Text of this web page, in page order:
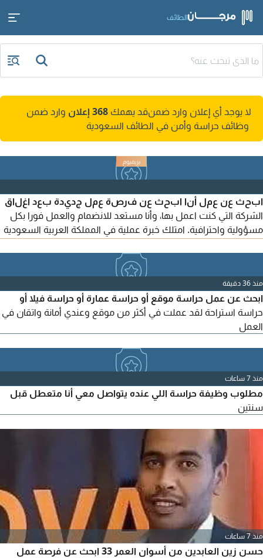
الطائف
لا يوجد أي إعلان وارد ضمنقد يهمك 368 إعلان
وارد ضمن
وظائف حراسة وأمن في الطائف السعودية
ابحث عن عمل أنا ابحث عن فرصة عمل جديدة بعد اغلاق
الشركة التي كنت اعمل بها، وأنا مستعد للانضمام والعمل فورا بكل
مسؤولية واحترافية. امتلك خبرة عملية في المملكة العربية السعودية
بالاضافة الى خبرة في التسويق الرقمي والأعمال الادارية والخدمات
الحكومية الالكترونية. المهارات المهنية التسويق الرقمي سريع التعلم
والتطوير حسن التعامل مع العملاء قادر على تحمل
منذ 36 دقيقة
ابحث عن عمل حراسة موقع أو حراسة عمارة أو حراسة فيلا أو
حراسة استراحة لقد عملت في أكثر من موقع وعندي أمانة واتقان في
العمل
منذ 7 ساعات
مطلوب وظيفة حراسة اللي عنده يتواصل معي أنا متعطل قبل
سنتين
منذ 7 ساعات
حسن زين العابدين من أسوان العمر 33 ابحث عن فرصة عمل